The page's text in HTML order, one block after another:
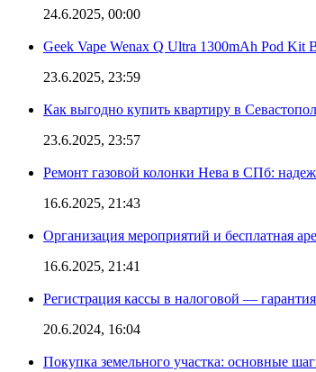
24.6.2025, 00:00
Geek Vape Wenax Q Ultra 1300mAh Pod Kit
23.6.2025, 23:59
Как выгодно купить квартиру в
23.6.2025, 23:57
Ремонт газовой колонки Нева в СПб:
16.6.2025, 21:43
Организация мероприятий и бесплатная
16.6.2025, 21:41
Регистрация кассы в налоговой —
20.6.2024, 16:04
Покупка земельного участка: основные